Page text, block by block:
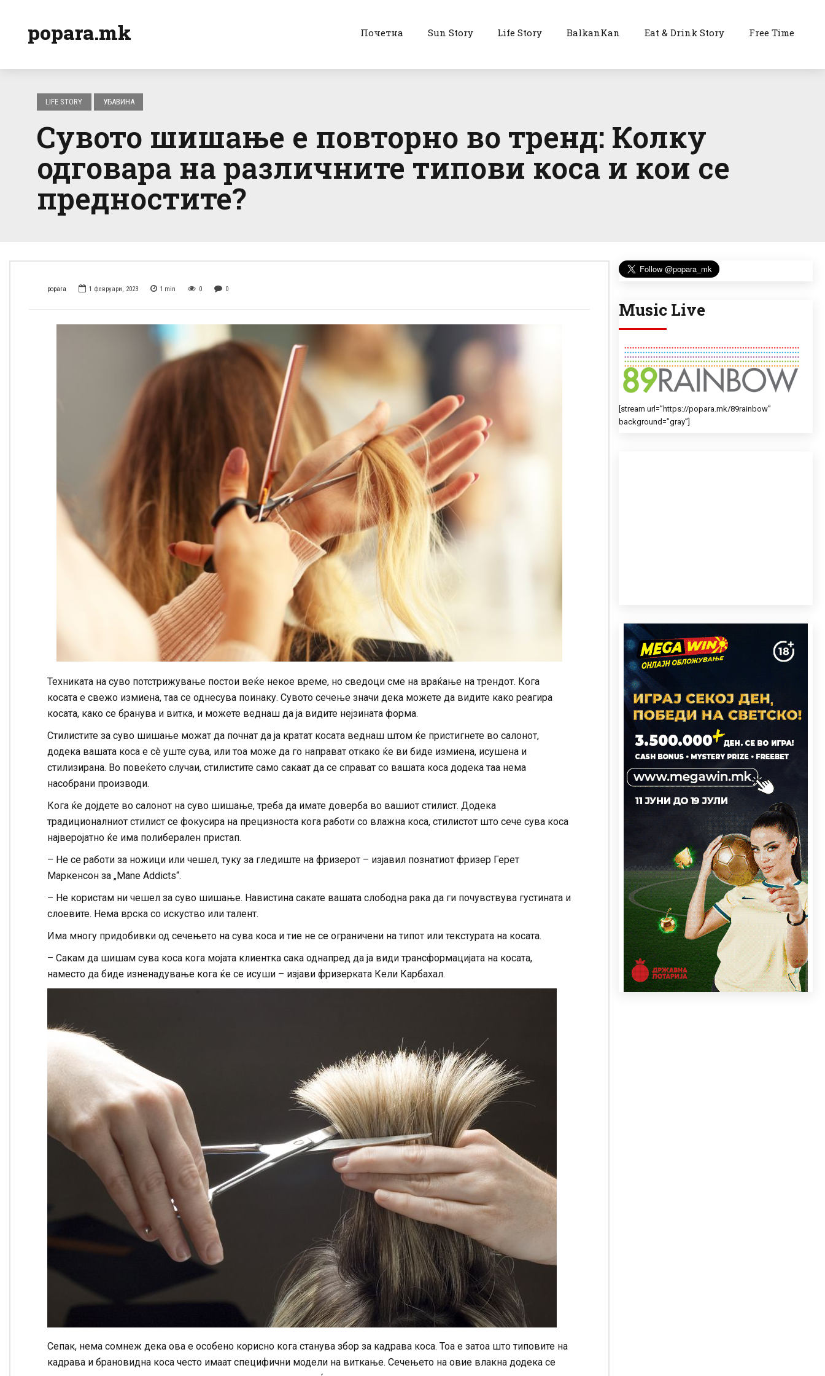
popara.mk Почетна Sun Story Life Story BalkanKan Eat & Drink Story Free Time
LIFE STORY УБАВИНА
Сувото шишање е повторно во тренд: Колку
одговара на различните типови коса и кои се
предностите?
popara 1 февруари, 2023 1 min 0 0
Техниката на суво потстрижување постои веќе некое време, но сведоци сме на враќање на трендот. Кога
косата е свежо измиена, таа се однесува поинаку. Сувото сечење значи дека можете да видите како реагира
косата, како се бранува и витка, и можете веднаш да ја видите нејзината форма.
Стилистите за суво шишање можат да почнат да ја кратат косата веднаш штом ќе пристигнете во салонот,
додека вашата коса е сè уште сува, или тоа може да го направат откако ќе ви биде измиена, исушена и
стилизирана. Во повеќето случаи, стилистите само сакаат да се справат со вашата коса додека таа нема
насобрани производи.
Кога ќе дојдете во салонот на суво шишање, треба да имате доверба во вашиот стилист. Додека
традиционалниот стилист се фокусира на прецизноста кога работи со влажна коса, стилистот што сече сува коса
најверојатно ќе има полиберален пристап.
– Не се работи за ножици или чешел, туку за гледиште на фризерот – изјавил познатиот фризер Герет
Маркенсон за „Mane Addicts“.
– Не користам ни чешел за суво шишање. Навистина сакате вашата слободна рака да ги почувствува густината и
слоевите. Нема врска со искуство или талент.
Има многу придобивки од сечењето на сува коса и тие не се ограничени на типот или текстурата на косата.
– Сакам да шишам сува коса кога мојата клиентка сака однапред да ја види трансформацијата на косата,
наместо да биде изненадување кога ќе се исуши – изјави фризерката Кели Карбахал.
Сепак, нема сомнеж дека ова е особено корисно кога станува збор за кадрава коса. Тоа е затоа што типовите на
кадрава и брановидна коса често имаат специфични модели на виткање. Сечењето на овие влакна додека се
Music Live
[stream url=”https://popara.mk/89rainbow”
background=”gray”]